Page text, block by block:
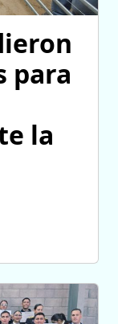
para
la